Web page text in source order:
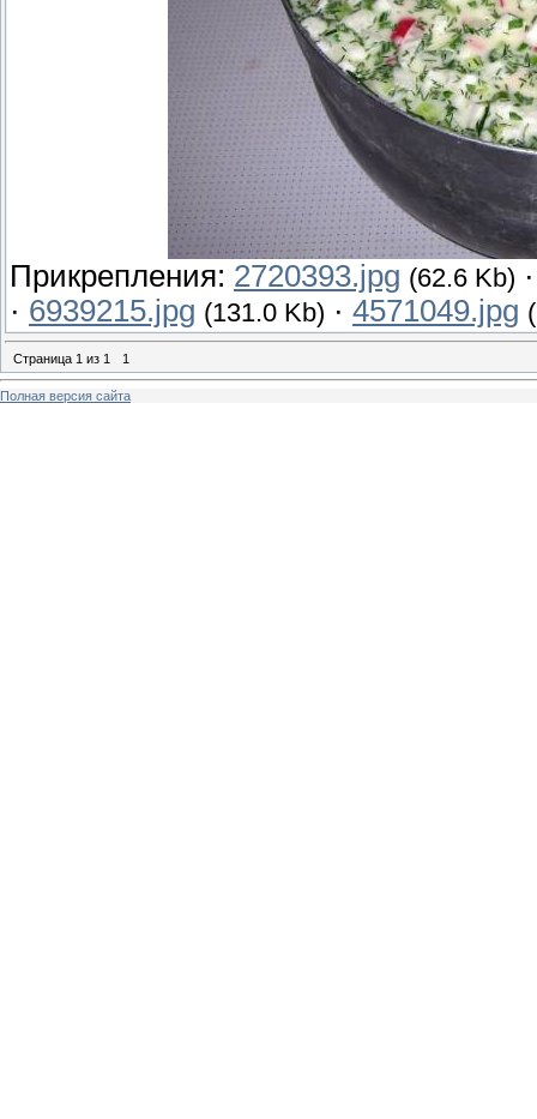
Прикрепления: 2720393.jpg (62.6 Kb)
· 6939215.jpg (131.0 Kb) · 4571049.jpg
Страница 1 из 1 1
Полная версия сайта